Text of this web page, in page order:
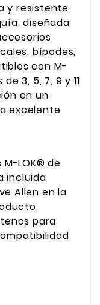
y resistente
diseñada
bípodes,
con M-
3, 5, 7, 9 y 11
en un
excelente
LOK® de
incluida
Allen en la
para